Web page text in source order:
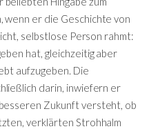
wenn er die Geschichte von
selbstlose Person rahmt:
hat, gleichzeitig aber
aufzugeben. Die
darin, inwiefern er
Zukunft versteht, ob
verklärten Strohhalm